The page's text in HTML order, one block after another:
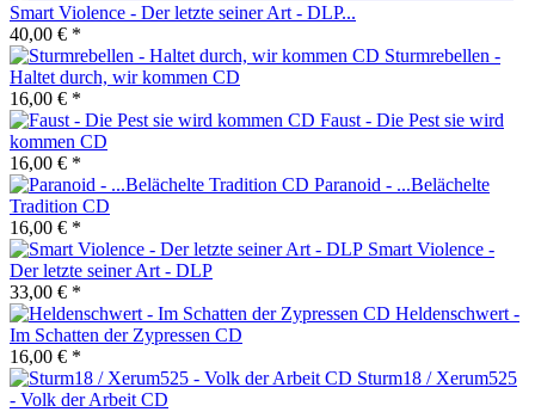
Smart Violence - Der letzte seiner Art - DLP...
40,00 € *
Sturmrebellen -
Haltet durch, wir kommen CD
16,00 € *
Faust - Die Pest sie wird
kommen CD
16,00 € *
Paranoid - ...Belächelte
Tradition CD
16,00 € *
Smart Violence -
Der letzte seiner Art - DLP
33,00 € *
Heldenschwert -
Im Schatten der Zypressen CD
16,00 € *
Sturm18 / Xerum525
- Volk der Arbeit CD